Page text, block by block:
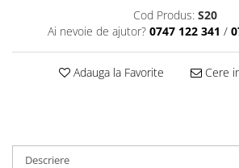
Cod Produs: S20
Ai nevoie de ajutor? 0747 122 341 /
Adauga la Favorite Cere
Descriere